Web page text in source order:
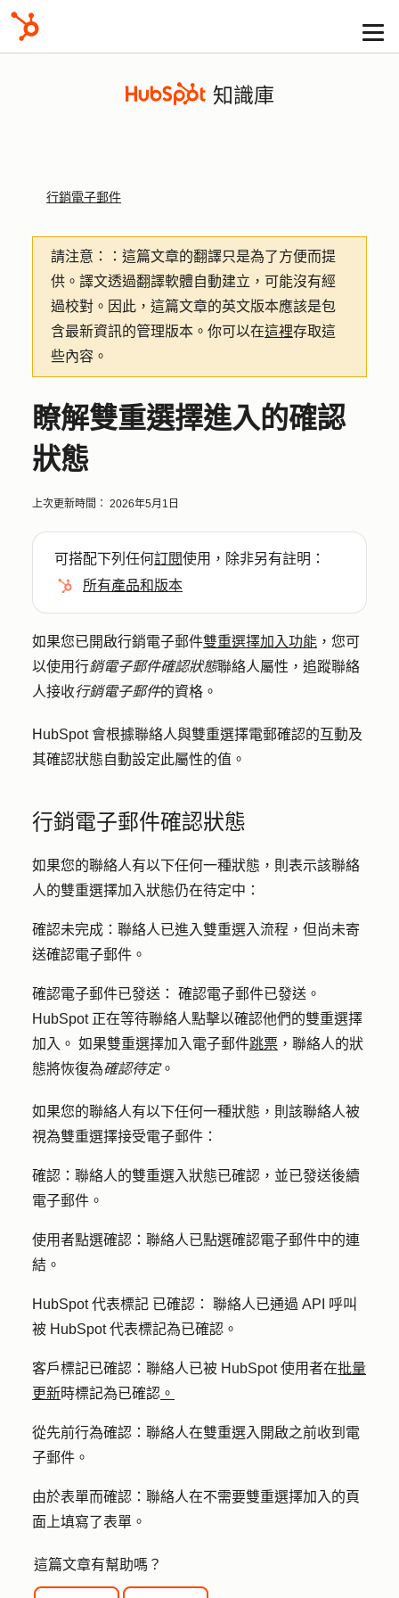
知識庫
行銷電子郵件
請注意：
：這篇文章的翻譯只是為了方便而提
供。譯文透過翻譯軟體自動建立，可能沒有經
過校對。因此，這篇文章的英文版本應該是包
含最新資訊的管理版本。你可以在這裡存取這
些內容。
瞭解雙重選擇進入的確認
狀態
上次更新時間： 2026年5月1日
可搭配下列任何訂閱使用，除非另有註明：
所有產品和版本
如果您已開啟行銷電子郵件雙重選擇加入功能 ，您可
以使用行銷電子郵件確認狀態聯絡人屬性，追蹤聯絡
人接收行銷電子郵件的資格。
HubSpot 會根據聯絡人與雙重選擇電郵確認的互動及
其確認狀態自動設定此屬性的值。
行銷電子郵件確認狀態
如果您的聯絡人有以下任何一種狀態，則表示該聯絡
人的雙重選擇加入狀態仍在待定中：
確認未完成： 聯絡人已進入雙重選入流程，但尚未寄
送確認電子郵件。
確認電子郵件已發送： 確認電子郵件已發送。
HubSpot 正在等待聯絡人點擊以確認他們的雙重選擇
加入。 如果雙重選擇加入電子郵件跳票 ，聯絡人的狀
態將恢復為確認待定。
如果您的聯絡人有以下任何一種狀態，則該聯絡人被
視為雙重選擇接受電子郵件：
確認： 聯絡人的雙重選入狀態已確認，並已發送後續
電子郵件。
使用者點選確認： 聯絡人已點選確認電子郵件中的連
結。
HubSpot 代表標記 已確認 ： 聯絡人已通過 API 呼叫
被 HubSpot 代表標記為已確認。
客戶標記已確認： 聯絡人已被 HubSpot 使用者在批量
更新時標記為已確認 。
從先前行為確認： 聯絡人在雙重選入開啟之前收到電
子郵件。
由於表單而確認： 聯絡人在不需要雙重選擇加入的頁
面上填寫了表單。
這篇文章有幫助嗎？